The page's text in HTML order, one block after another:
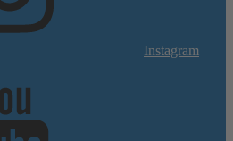
Instagram